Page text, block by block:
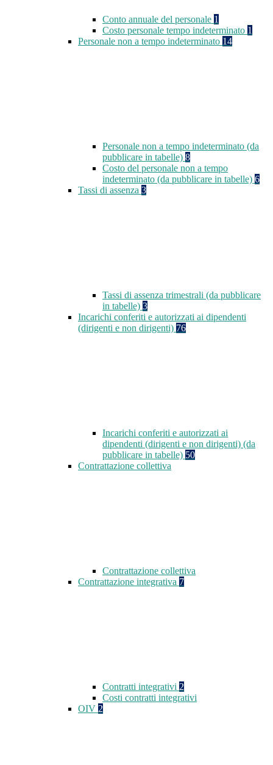
Conto annuale del personale 1
Costo personale tempo indeterminato 1
Personale non a tempo indeterminato 14
Personale non a tempo indeterminato (da
pubblicare in tabelle) 8
Costo del personale non a tempo
indeterminato (da pubblicare in tabelle) 6
Tassi di assenza 3
Tassi di assenza trimestrali (da pubblicare
in tabelle) 3
Incarichi conferiti e autorizzati ai dipendenti
(dirigenti e non dirigenti) 76
Incarichi conferiti e autorizzati ai
dipendenti (dirigenti e non dirigenti) (da
pubblicare in tabelle) 50
Contrattazione collettiva
Contrattazione collettiva
Contrattazione integrativa 7
Contratti integrativi 2
Costi contratti integrativi
OIV 2